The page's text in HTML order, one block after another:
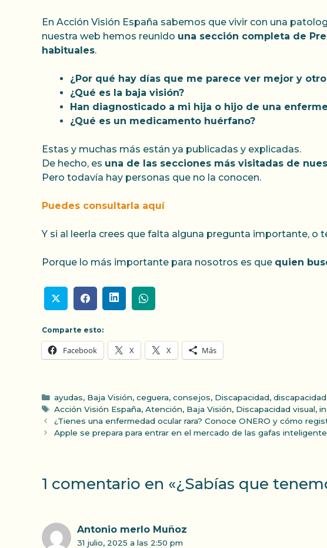
En Acción Visión España sabemos que vivir con una
nuestra web hemos reunido una sección completa de
habituales.
¿Por qué hay días que me parece ver mejor y
¿Qué es la baja visión?
Han diagnosticado a mi hija o hijo de una
¿Qué es un medicamento huérfano?
Estas y muchas más están ya publicadas y explicadas.
De hecho, es una de las secciones más visitadas de
Pero todavía hay personas que no la conocen.
Puedes consultarla aquí
Y si al leerla crees que falta alguna pregunta importante, o
Porque lo más importante para nosotros es que quien
Comparte esto:
Facebook X X Más
Categorías
ayudas, Baja Visión, ceguera, consejos, Discapacidad,
Etiquetas
Acción Visión España, Atención, Baja Visión, Discapacidad visual,
¿Tienes una enfermedad ocular rara? Conoce ONERO y cómo
Apple se prepara para entrar en el mercado de las gafas
1 comentario en «¿Sabías que
Antonio merlo Muñoz
31 julio, 2025 a las 2:50 pm